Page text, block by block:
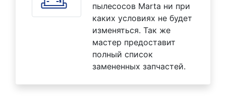
пылесосов Marta ни при
каких условиях не будет
изменяться. Так же
мастер предоставит
полный список
замененных запчастей.